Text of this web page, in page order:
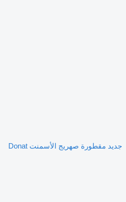
جديد مقطورة صهريج الأسمنت Donat